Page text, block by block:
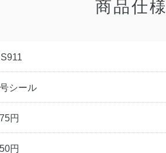
商品仕様
シール
円
円